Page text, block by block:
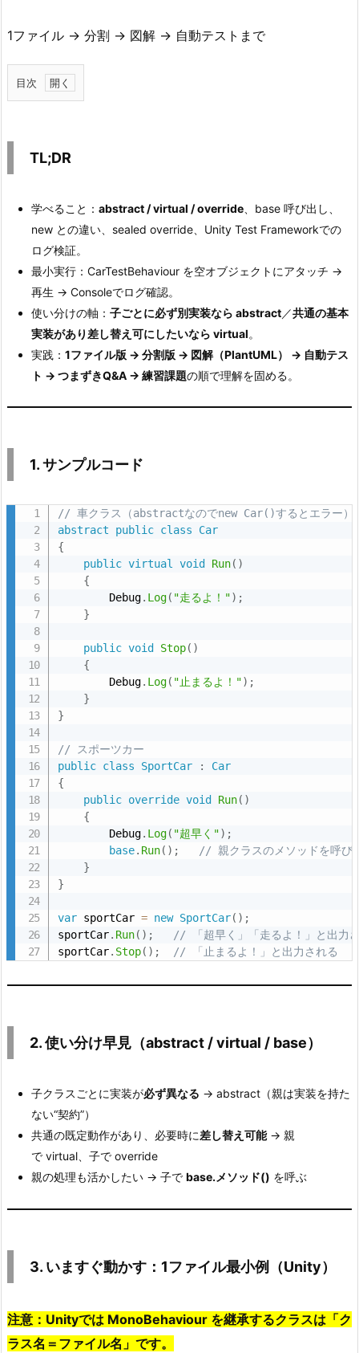
1ファイル → 分割 → 図解 → 自動テストまで
目次
1.
D
2.
1.
サ
ン
プ
ル
コ
ー
ド
い
け
早
見
（a
c
t
v
r
u
a
/
b
a
e）
す
ぐ
動
か
す：
イ
小
例
TL;DR
学べること： abstract / virtual / override 、base 呼び出し、
new との違い、sealed override、Unity Test Frameworkでの
ログ検証。
最小実行：CarTestBehaviour を空オブジェクトにアタッチ →
再生 → Consoleでログ確認。
使い分けの軸： 子ごとに必ず別実装なら abstract／共通の基本
実装があり差し替え可にしたいなら virtual。
実践： 1ファイル版 → 分割版 → 図解（PlantUML） → 自動テス
ト → つまずきQ&A → 練習課題の順で理解を固める。
1. サンプルコード
// 車クラス（abstractなのでnew Car()するとエラー）
abstract
public class
Car
{
public virtual void Run( )
{
        Debug
. Log( "走るよ！") ;
}
public void Stop( )
{
        Debug
. Log( "止まるよ！") ;
}
}
// スポーツカー
public class SportCar :
Car
{
public override void Run( )
{
        Debug
. Log( "超早く") ;
base. Run( ) ;
// 親クラスのメソッドを呼び
}
}
var sportCar = new SportCar( ) ;
sportCar. Run( ) ;
// 「超早く」「走るよ！」と出力
sportCar. Stop( ) ; // 「止まるよ！」と出力される
2. 使い分け早見（abstract / virtual / base）
子クラスごとに実装が必ず異なる → abstract（親は実装を持た
ない“契約”）
共通の既定動作があり、必要時に差し替え可能→ 親
で virtual、子で override
親の処理も活かしたい → 子で base.メソッド() を呼ぶ
3. いますぐ動かす：1ファイル最小例（Unity）
注意：Unityでは MonoBehaviour を継承するクラスは「ク
ラス名＝ファイル名」です。